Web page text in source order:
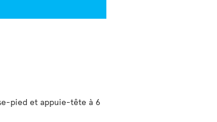
pied et appuie-tête à 6